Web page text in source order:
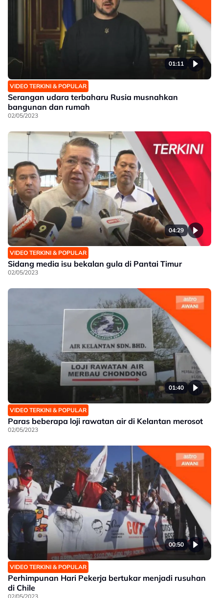
01:11
VIDEO TERKINI & POPULAR
Serangan udara terbaharu Rusia musnahkan
bangunan dan rumah
02/05/2023
04:29
VIDEO TERKINI & POPULAR
Sidang media isu bekalan gula di Pantai Timur
02/05/2023
01:40
VIDEO TERKINI & POPULAR
Paras beberapa loji rawatan air di Kelantan merosot
02/05/2023
00:50
VIDEO TERKINI & POPULAR
Perhimpunan Hari Pekerja bertukar menjadi rusuhan
di Chile
02/05/2023